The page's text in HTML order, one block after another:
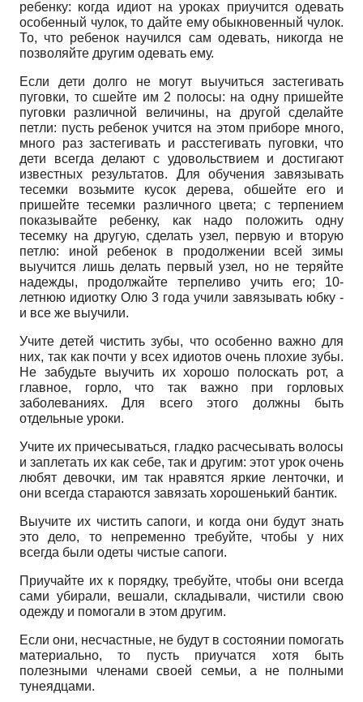
ребенку: когда идиот на уроках приучится одевать
особенный чулок, то дайте ему обыкновенный чулок.
То, что ребенок научился сам одевать, никогда не
позволяйте другим одевать ему.
Если дети долго не могут выучиться застегивать
пуговки, то сшейте им 2 полосы: на одну пришейте
пуговки различной величины, на другой сделайте
петли: пусть ребенок учится на этом приборе много,
много раз застегивать и расстегивать пуговки, что
дети всегда делают с удовольствием и достигают
известных результатов. Для обучения завязывать
тесемки возьмите кусок дерева, обшейте его и
пришейте тесемки различного цвета; с терпением
показывайте ребенку, как надо положить одну
тесемку на другую, сделать узел, первую и вторую
петлю: иной ребенок в продолжении всей зимы
выучится лишь делать первый узел, но не теряйте
надежды, продолжайте терпеливо учить его; 10-
летнюю идиотку Олю 3 года учили завязывать юбку -
и все же выучили.
Учите детей чистить зубы, что особенно важно для
них, так как почти у всех идиотов очень плохие зубы.
Не забудьте выучить их хорошо полоскать рот, а
главное, горло, что так важно при горловых
заболеваниях. Для всего этого должны быть
отдельные уроки.
Учите их причесываться, гладко расчесывать волосы
и заплетать их как себе, так и другим: этот урок очень
любят девочки, им так нравятся яркие ленточки, и
они всегда стараются завязать хорошенький бантик.
Выучите их чистить сапоги, и когда они будут знать
это дело, то непременно требуйте, чтобы у них
всегда были одеты чистые сапоги.
Приучайте их к порядку, требуйте, чтобы они всегда
сами убирали, вешали, складывали, чистили свою
одежду и помогали в этом другим.
Если они, несчастные, не будут в состоянии помогать
материально, то пусть приучатся хотя быть
полезными членами своей семьи, а не полными
тунеядцами.